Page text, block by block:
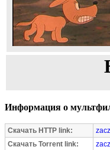
Информация о
Скачать HTTP link:
Скачать Torrent link: